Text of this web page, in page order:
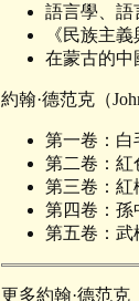
語言學、語
《民族主
在蒙古的中
約翰·德范克（
第一卷：白
第二卷：紅
第三卷：紅
第四卷：孫
第五卷：武
更多約翰·德范克